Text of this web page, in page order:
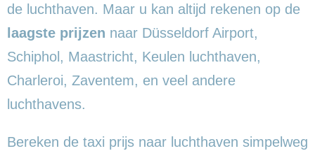
de luchthaven. Maar u kan altijd rekenen op de
laagste prijzen naar Düsseldorf Airport,
Schiphol, Maastricht, Keulen luchthaven,
Charleroi, Zaventem, en veel andere
luchthavens.
Bereken de taxi prijs naar luchthaven simpelweg